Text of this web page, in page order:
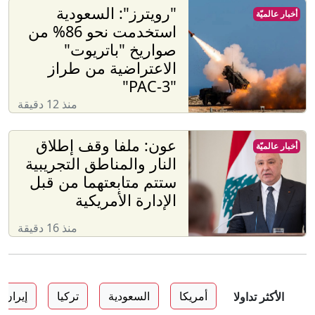
"رويترز": السعودية
استخدمت نحو 86% من
صواريخ "باتريوت"
الاعتراضية من طراز
"PAC-3"
منذ 12 دقيقة
أخبار عالميّة
عون: ملفا وقف إطلاق
النار والمناطق التجريبية
ستتم متابعتهما من قبل
الإدارة الأمريكية
منذ 16 دقيقة
أخبار عالميّة
الأكثر تداولا أمريكا السعودية تركيا إيران